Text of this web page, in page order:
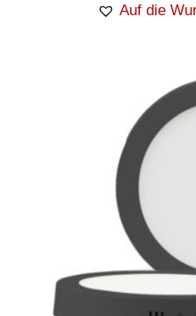
Auf die